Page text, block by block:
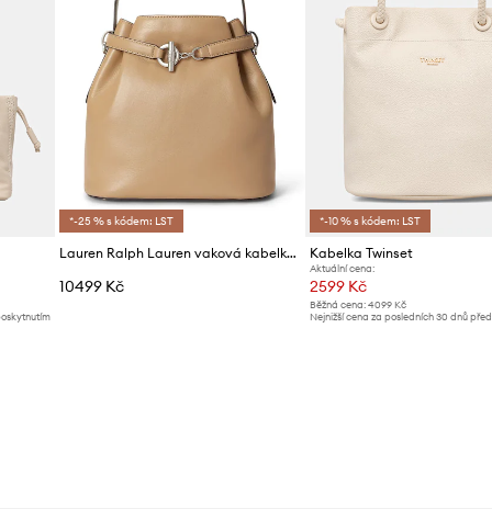
*-25 % s kódem: LST
Lauren Ralph Lauren vaková kabelka dámská kožená
10499 Kč
*-10 % s kódem: LST
Kabelka Twinset
Aktuální cena:
2599 Kč
Běžná cena: 4099 Kč
Nejnižší cena za posledních 30 dnů